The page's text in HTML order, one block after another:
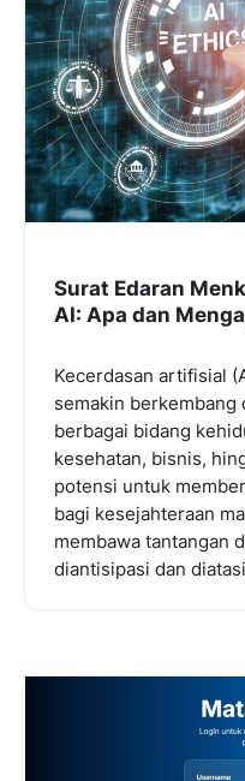
Surat Edaran
AI: Apa dan
Kecerdasan artifisial
semakin berkembang
berbagai bidang
kesehatan, bisnis,
potensi untuk
bagi kesejahteraan
membawa tantangan
diantisipasi dan